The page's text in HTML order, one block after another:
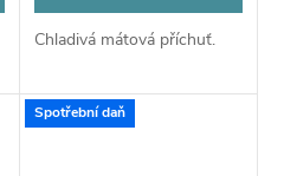
Chladivá mátová příchuť.
Spotřební daň